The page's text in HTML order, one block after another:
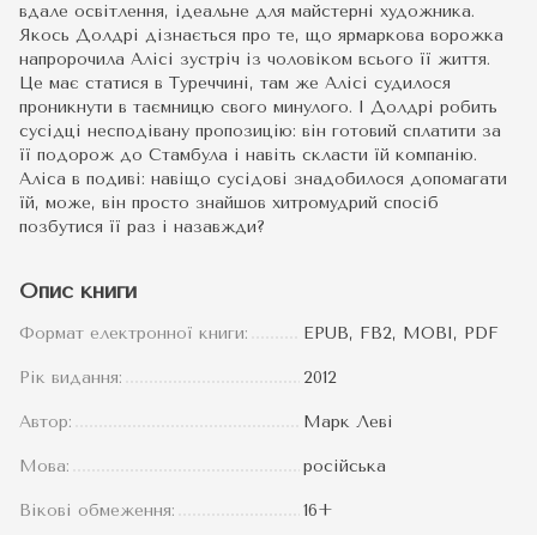
вдале освітлення, ідеальне для майстерні художника.
Якось Долдрі дізнається про те, що ярмаркова ворожка
напророчила Алісі зустріч із чоловіком всього її життя.
Це має статися в Туреччині, там же Алісі судилося
проникнути в таємницю свого минулого. І Долдрі робить
сусідці несподівану пропозицію: він готовий сплатити за
її подорож до Стамбула і навіть скласти їй компанію.
Аліса в подиві: навіщо сусідові знадобилося допомагати
їй, може, він просто знайшов хитромудрий спосіб
позбутися її раз і назавжди?
Опис книги
Формат електронної книги: EPUB, FB2, MOBI, PDF
Рік видання: 2012
Автор: Марк Леві
Мова: російська
Вікові обмеження: 16+